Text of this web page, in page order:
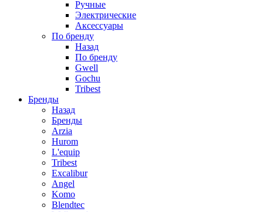
Ручные
Электрические
Аксессуары
По бренду
Назад
По бренду
Gwell
Gochu
Tribest
Бренды
Назад
Бренды
Arzia
Hurom
L'equip
Tribest
Excalibur
Angel
Komo
Blendtec